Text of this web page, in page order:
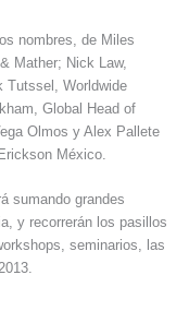
nombres, de Miles
Mather; Nick Law,
Tutssel, Worldwide
Global Head of
Olmos y Alex Pallete
México.
sumando grandes
y recorrerán los pasillos
seminarios, las